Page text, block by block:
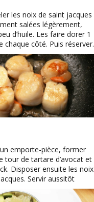
les noix de saint jacques
salées légèrement,
d’huile. Les faire dorer 1
chaque côté. Puis réserver.
emporte-pièce, former
tour de tartare d’avocat et
Disposer ensuite les noix
Servir aussitôt